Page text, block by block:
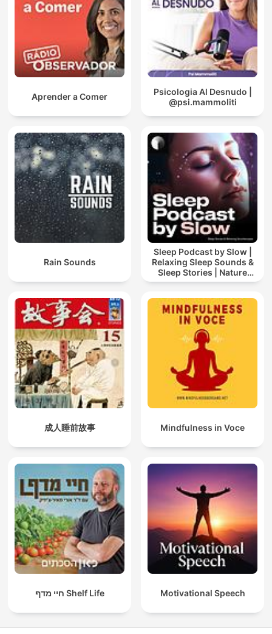
Aprender a Comer
Psicologia Al Desnudo |
@psi.mammoliti
Rain Sounds
Sleep Podcast by Slow |
Relaxing Sleep Sounds &
Sleep Stories | Nature
Sound For Sleep | ASMR
成人睡前故事 Mindfulness in Voce
חיי מדף Shelf Life Motivational Speech